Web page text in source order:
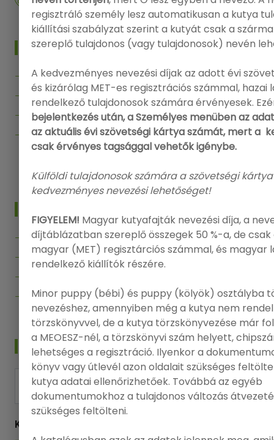
+36 20 573 5726
MENÜ
Főoldal
Kiállítások
Segítség
Kapcsolat
Bejelentkezés
Regisztráció
Felhasználási feltételek
HÍRLEVÉL
FELIRATKOZÁS
KÖVESSEN MINKET
regisztráló személy lesz automatikusan a kutya
kiállítási szabályzat szerint a kutyát csak a
szereplő tulajdonos (vagy tulajdonosok) nevén
A kedvezményes nevezési díjak az adott évi
és kizárólag MET-es regisztrációs számmal, hazai
rendelkező tulajdonosok számára érvényesek.
bejelentkezés után, a Személyes menüben az
az aktuális évi szövetségi kártya számát, mert a
csak érvényes tagsággal vehetők igénybe.
Külföldi tulajdonosok számára a szövetségi
kedvezményes nevezési lehetőséget!
FIGYELEM! Magyar kutyafajták nevezési díja, a
díjtáblázatban szereplő összegek 50 %-a, de csak
magyar (MET) regisztárciós számmal, és magyar
rendelkező kiállítók részére.
Minor puppy (bébi) és puppy (kölyök) osztályba
nevezéshez, amennyiben még a kutya nem
törzskönyvvel, de a kutya törzskönyvezése már
a MEOESZ-nél, a törzskönyvi szám helyett,
lehetséges a regisztráció. Ilyenkor a
könyv vagy útlevél azon oldalait szükséges
kutya adatai ellenőrizhetőek. Továbbá az egyéb
dokumentumokhoz a tulajdonos változás
szükséges feltölteni.